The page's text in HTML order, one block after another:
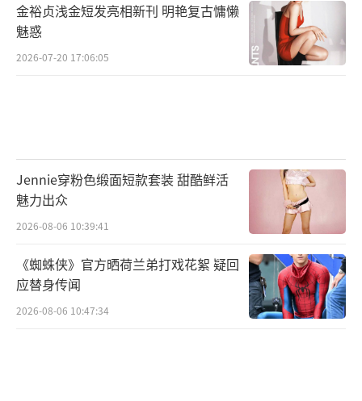
金裕贞浅金短发亮相新刊 明艳复古慵懒
魅惑
2026-07-20 17:06:05
Jennie穿粉色缎面短款套装 甜酷鲜活
魅力出众
2026-08-06 10:39:41
《蜘蛛侠》官方晒荷兰弟打戏花絮 疑回
应替身传闻
2026-08-06 10:47:34